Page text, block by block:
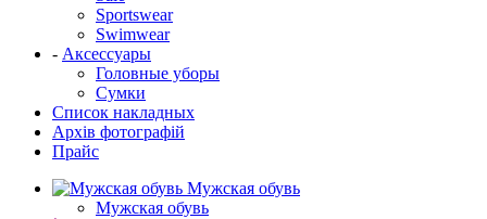
Sportswear
Swimwear
- Аксессуары
Головные уборы
Сумки
Список накладных
Архів фотографій
Прайс
Мужская обувь
Мужская обувь